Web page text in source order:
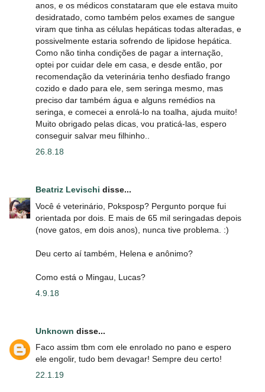
anos, e os médicos constataram que ele estava muito
desidratado, como também pelos exames de sangue
viram que tinha as células hepáticas todas alteradas, e
possivelmente estaria sofrendo de lipidose hepática.
Como não tinha condições de pagar a internação,
optei por cuidar dele em casa, e desde então, por
recomendação da veterinária tenho desfiado frango
cozido e dado para ele, sem seringa mesmo, mas
preciso dar também água e alguns remédios na
seringa, e comecei a enrolá-lo na toalha, ajuda muito!
Muito obrigado pelas dicas, vou praticá-las, espero
conseguir salvar meu filhinho..
26.8.18
Beatriz Levischi disse...
Você é veterinário, Poksposp? Pergunto porque fui
orientada por dois. E mais de 65 mil seringadas depois
(nove gatos, em dois anos), nunca tive problema. :)
Deu certo aí também, Helena e anônimo?
Como está o Mingau, Lucas?
4.9.18
Unknown disse...
Faco assim tbm com ele enrolado no pano e espero
ele engolir, tudo bem devagar! Sempre deu certo!
22.1.19